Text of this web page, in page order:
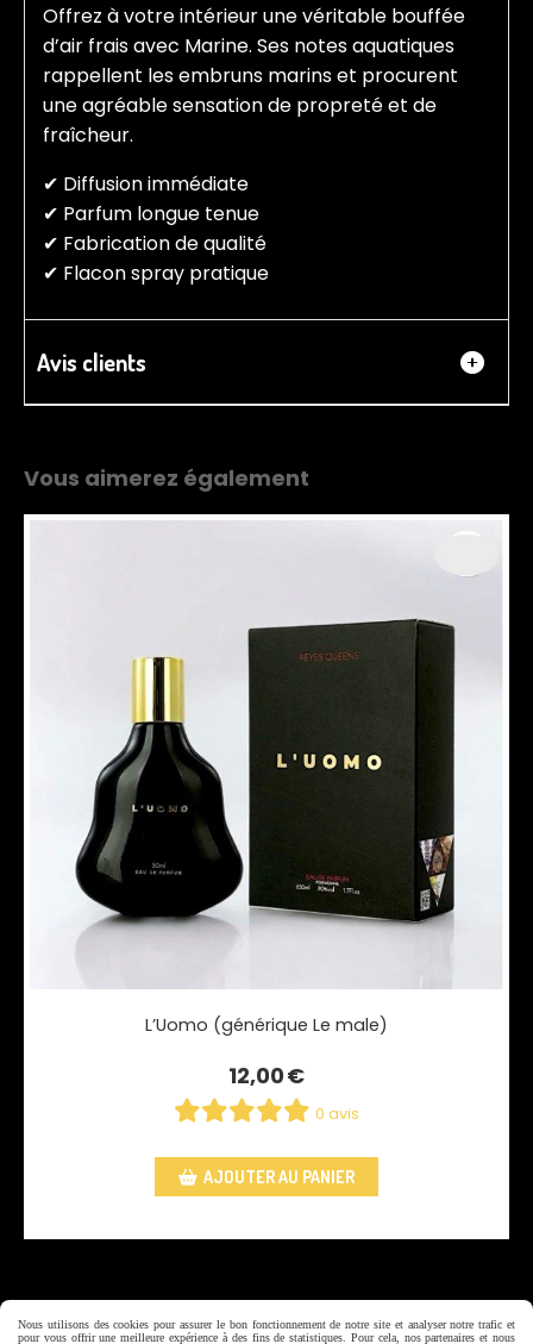
Offrez à votre intérieur une véritable bouffée
d’air frais avec Marine. Ses notes aquatiques
rappellent les embruns marins et procurent
une agréable sensation de propreté et de
fraîcheur.
✔ Diffusion immédiate
✔ Parfum longue tenue
✔ Fabrication de qualité
✔ Flacon spray pratique
Avis clients
Vous aimerez également
L’Uomo (générique Le male)
12,00€
0 avis
AJOUTER AU PANIER
Nous utilisons des cookies pour assurer le bon fonctionnement de notre site et analyser notre trafic et
pour vous offrir une meilleure expérience à des fins de statistiques. Pour cela, nos partenaires et nous